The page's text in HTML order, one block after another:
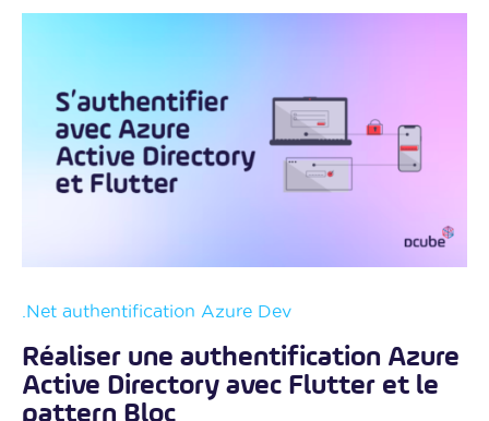
.Net authentification Azure Dev
Réaliser une authentification Azure
Active Directory avec Flutter et le
pattern Bloc